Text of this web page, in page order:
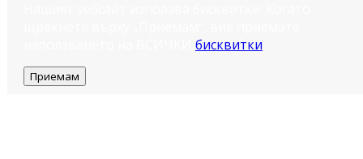
бисквитки
Приемам